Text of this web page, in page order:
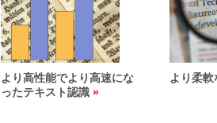
より高性能でより高速にな
ったテキスト認識
より柔